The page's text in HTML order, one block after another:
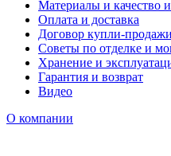
Материалы и качество
Оплата и доставка
Договор купли-продажи
Советы по отделке и
Хранение и
Гарантия и возврат
Видео
О компании